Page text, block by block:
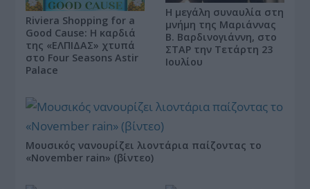
Riviera Shopping for a
Good Cause: Η καρδιά
της «ΕΛΠΙΔΑΣ» χτυπά
στο Four Seasons Astir
Palace
Η μεγάλη συναυλία στη
μνήμη της Μαριάννας
Β. Βαρδινογιάννη, στο
ΣΤΑΡ την Τετάρτη 23
Ιουλίου
Μουσικός νανουρίζει λιοντάρια παίζοντας το
«November rain» (βίντεο)